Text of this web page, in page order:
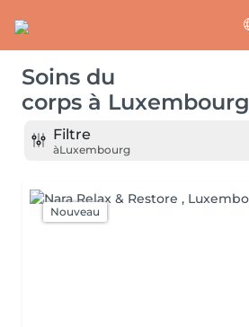
Soins du
corps à Luxembourg
Filtre
àLuxembourg
Nouveau